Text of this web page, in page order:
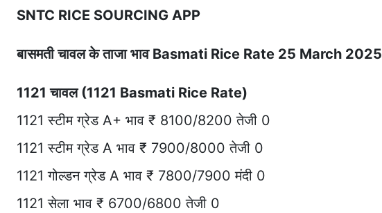
SNTC RICE SOURCING APP
बासमती चावल के ताजा भाव Basmati Rice Rate 25 March 2025
1121 चावल (1121 Basmati Rice Rate)
1121 स्टीम ग्रेड A+ भाव ₹ 8100/8200 तेजी 0
1121 स्टीम ग्रेड A भाव ₹ 7900/8000 तेजी 0
1121 गोल्डन ग्रेड A भाव ₹ 7800/7900 मंदी 0
1121 सेला भाव ₹ 6700/6800 तेजी 0